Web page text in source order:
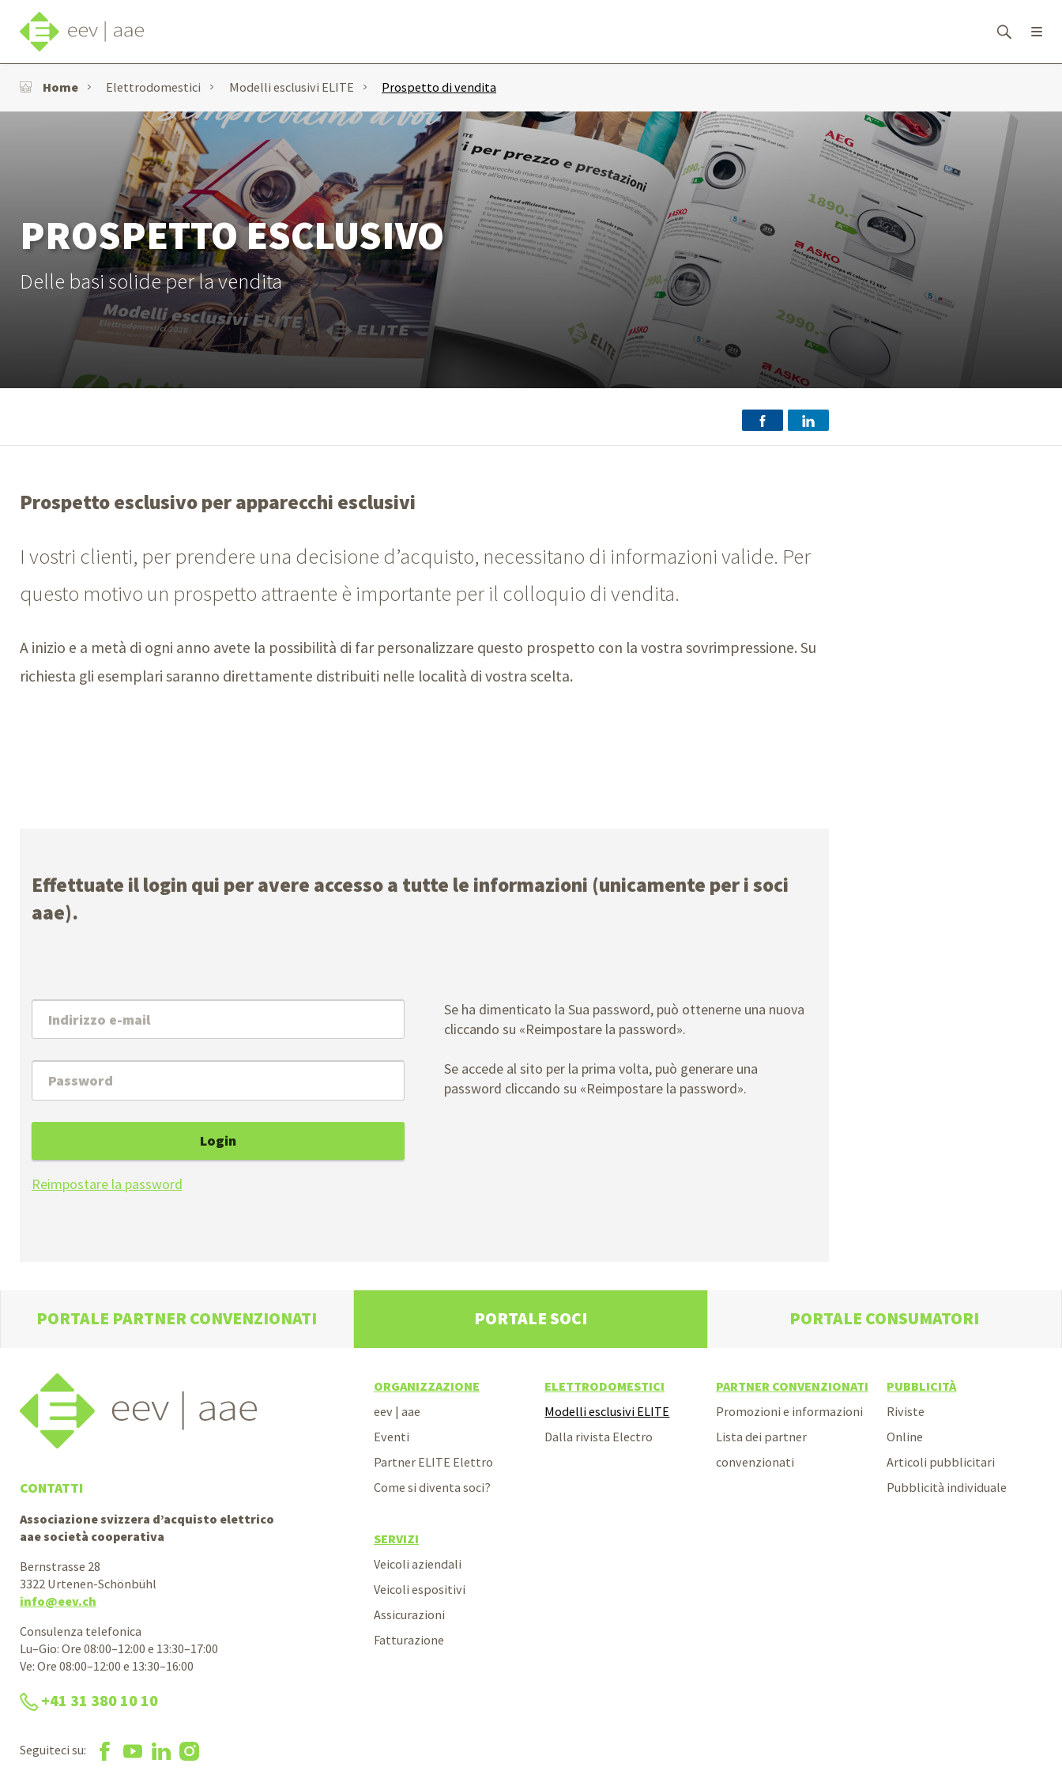
Home Elettrodomestici Modelli esclusivi ELITE Prospetto di vendita
PROSPETTO ESCLUSIVO
Delle basi solide per la vendita
Prospetto esclusivo per apparecchi esclusivi
I vostri clienti, per prendere una decisione d’acquisto, necessitano di informazioni valide. Per
questo motivo un prospetto attraente è importante per il colloquio di vendita.
A inizio e a metà di ogni anno avete la possibilità di far personalizzare questo prospetto con la vostra sovrimpressione. Su
richiesta gli esemplari saranno direttamente distribuiti nelle località di vostra scelta.
Effettuate il login qui per avere accesso a tutte le informazioni (unicamente per i soci
aae).
Login
Reimpostare la password
Se ha dimenticato la Sua password, può ottenerne una nuova
cliccando su «Reimpostare la password».
Se accede al sito per la prima volta, può generare una
password cliccando su «Reimpostare la password».
PORTALE PARTNER CONVENZIONATI PORTALE SOCI PORTALE CONSUMATORI
CONTATTI
Associazione svizzera d’acquisto elettrico
aae società cooperativa
Bernstrasse 28
3322 Urtenen-Schönbühl
info@eev.ch
Consulenza telefonica
Lu–Gio: Ore 08:00–12:00 e 13:30–17:00
Ve: Ore 08:00–12:00 e 13:30–16:00
+41 31 380 10 10
ORGANIZZAZIONE
eev | aae
Eventi
Partner ELITE Elettro
Come si diventa soci?
ELETTRODOMESTICI
Modelli esclusivi ELITE
Dalla rivista Electro
PARTNER CONVENZIONATI
Promozioni e informazioni
Lista dei partner
convenzionati
PUBBLICITÀ
Riviste
Online
Articoli pubblicitari
Pubblicità individuale
SERVIZI
Veicoli aziendali
Veicoli espositivi
Assicurazioni
Fatturazione
Seguiteci su: